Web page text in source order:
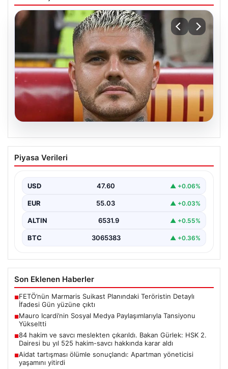
05.08.2026
Mauro Icardi’nin Sosyal Medya
Paylaşımlarıyla Tansiyonu Yükseltti
yollarını ayıran ve kariyerindeki belirsizlikler nedeniyle
gündemdeki isimler arasında…
Piyasa Verileri
USD 47.60 ▲ +0.06%
EUR 55.03 ▲ +0.03%
ALTIN 6531.9 ▲ +0.55%
BTC 3065383 ▲ +0.36%
Son Eklenen Haberler
■FETÖ’nün Marmaris Suikast Planındaki Teröristin Detaylı
İfadesi Gün yüzüne çıktı
■Mauro Icardi’nin Sosyal Medya Paylaşımlarıyla Tansiyonu
Yükseltti
■84 hakim ve savcı meslekten çıkarıldı. Bakan Gürlek: HSK 2.
Dairesi bu yıl 525 hakim-savcı hakkında karar aldı
■Aidat tartışması ölümle sonuçlandı: Apartman yöneticisi
yaşamını yitirdi